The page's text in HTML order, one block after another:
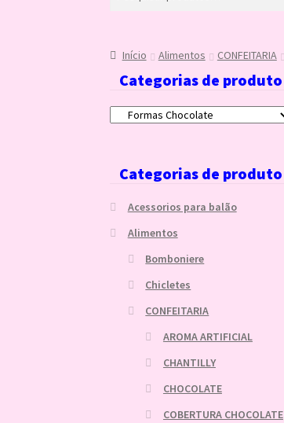
Início Alimentos CONFEITARIA
Categorias de produto
Categorias de produto
Acessorios para balão
Alimentos
Bomboniere
Chicletes
CONFEITARIA
AROMA ARTIFICIAL
CHANTILLY
CHOCOLATE
COBERTURA CHOCOLATE